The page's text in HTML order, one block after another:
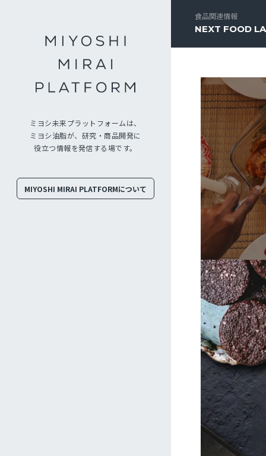
ミヨシ未来プラットフォームは、
ミヨシ油脂が、研究・商品開発に
役立つ情報を発信する場です。
MIYOSHI MIRAI PLATFORMについて
食品関連情報
NEXT FOOD